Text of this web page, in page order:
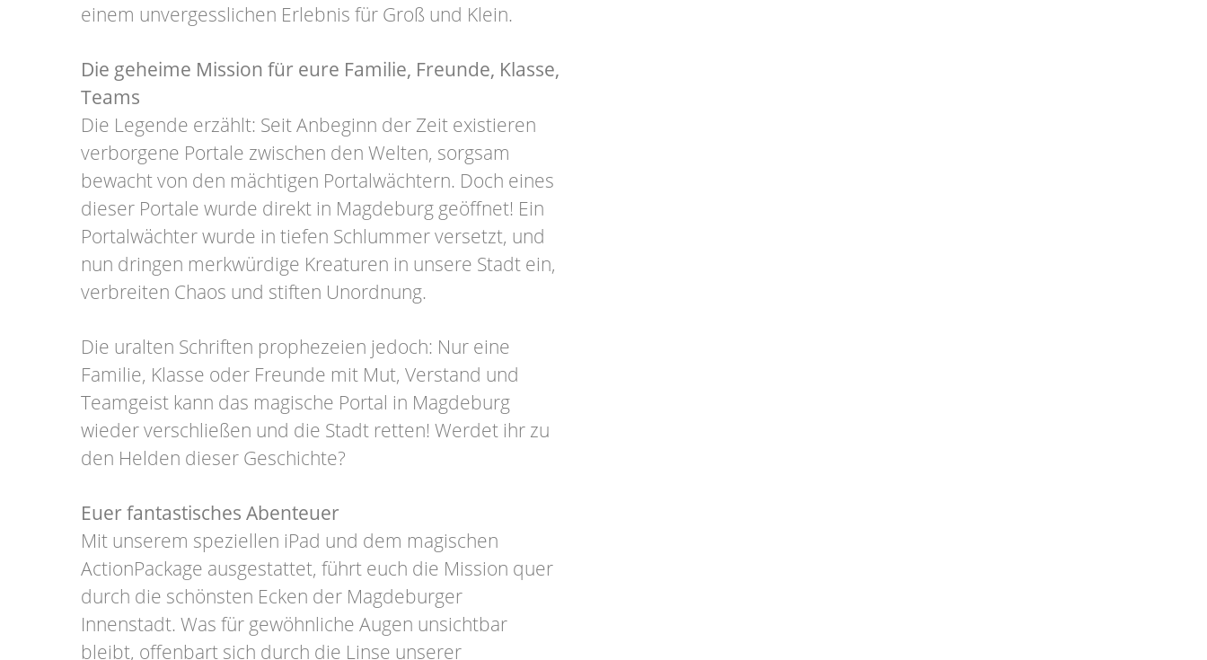
einem unvergesslichen Erlebnis für Groß und Klein.
Die geheime Mission für eure Familie, Freunde, Klasse,
Teams
Die Legende erzählt: Seit Anbeginn der Zeit existieren
verborgene Portale zwischen den Welten, sorgsam
bewacht von den mächtigen Portalwächtern. Doch eines
dieser Portale wurde direkt in Magdeburg geöffnet! Ein
Portalwächter wurde in tiefen Schlummer versetzt, und
nun dringen merkwürdige Kreaturen in unsere Stadt ein,
verbreiten Chaos und stiften Unordnung.
Die uralten Schriften prophezeien jedoch: Nur eine
Familie, Klasse oder Freunde mit Mut, Verstand und
Teamgeist kann das magische Portal in Magdeburg
wieder verschließen und die Stadt retten! Werdet ihr zu
den Helden dieser Geschichte?
Euer fantastisches Abenteuer
Mit unserem speziellen iPad und dem magischen
ActionPackage ausgestattet, führt euch die Mission quer
durch die schönsten Ecken der Magdeburger
Innenstadt. Was für gewöhnliche Augen unsichtbar
bleibt, offenbart sich durch die Linse unserer